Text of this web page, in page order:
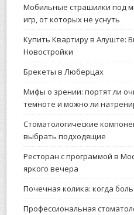
Мобильные страшилки под
игр, от которых не уснуть
Купить Квартиру в Алуште:
Новостройки
Брекеты в Люберцах
Мифы о зрении: портят ли
темноте и можно ли
Стоматологические
выбрать подходящие
Ресторан с программой в
яркого вечера
Почечная колика: когда
Профессиональная